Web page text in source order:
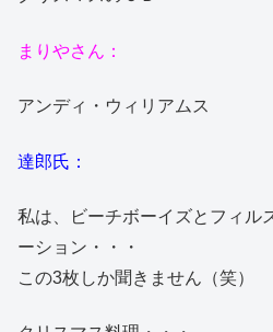
まりやさん：
アンディ・ウィリアムス
達郎氏：
私は、ビーチボーイズとフィル
ーション・・・
この3枚しか聞きません（笑）